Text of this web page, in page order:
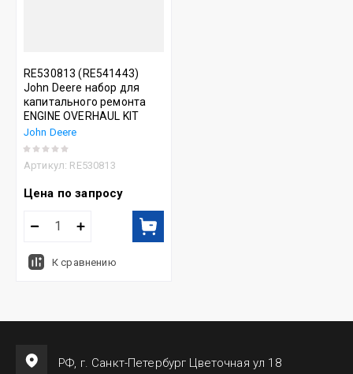
RE530813 (RE541443)
John Deere набор для
капитального ремонта
ENGINE OVERHAUL KIT
John Deere
Артикул: RE530813
Цена по запросу
К сравнению
РФ, г. Санкт-Петербург Цветочная ул 18